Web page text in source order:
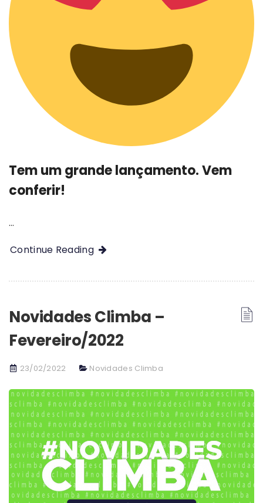
Tem um grande lançamento. Vem
conferir!
…
Continue Reading
Novidades Climba –
Fevereiro/2022
23/02/2022 Novidades Climba